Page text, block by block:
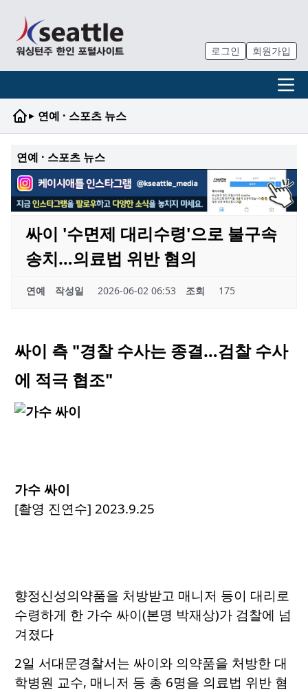
로그인 회원가입
▸ 연예 · 스포츠 뉴스
연예 · 스포츠 뉴스
싸이 '수면제 대리수령'으로 불구속
송치…의료법 위반 혐의
연예 작성일 2026-06-02 06:53 조회 175
싸이 측 "경찰 수사는 종결…검찰 수사
에 적극 협조"
가수 싸이
[촬영 진연수] 2023.9.25
향정신성의약품을 처방받고 매니저 등이 대리로
수령하게 한 가수 싸이(본명 박재상)가 검찰에 넘
겨졌다
2일 서대문경찰서는 싸이와 의약품을 처방한 대
학병원 교수, 매니저 등 총 6명을 의료법 위반 혐